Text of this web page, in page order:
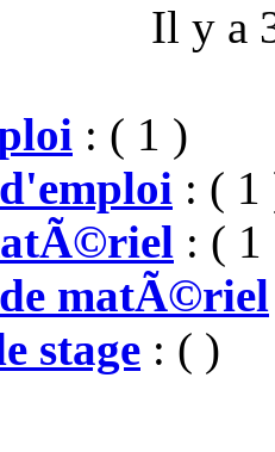
Il y a
: ( 1 )
: ( 1
: ( 1
de matÃ©riel
stage : ( )